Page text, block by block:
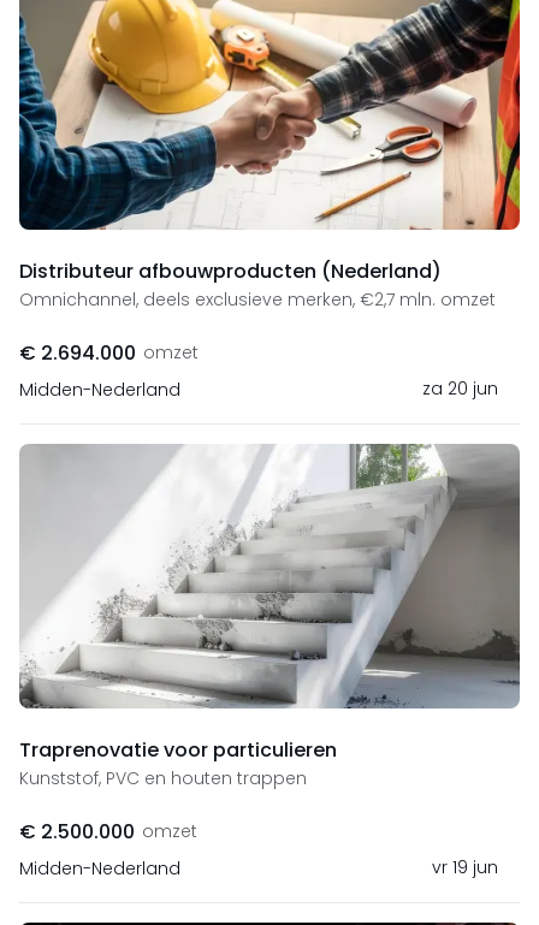
Distributeur afbouwproducten (Nederland)
Omnichannel, deels exclusieve merken, €2,7 mln. omzet
€ 2.694.000 omzet
Midden-Nederland
za 20 jun
Traprenovatie voor particulieren
Kunststof, PVC en houten trappen
€ 2.500.000 omzet
Midden-Nederland
vr 19 jun